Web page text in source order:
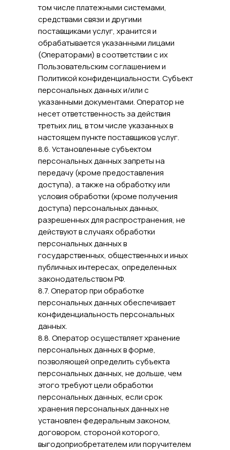
том числе платежными системами,
средствами связи и другими
поставщиками услуг, хранится и
обрабатывается указанными лицами
(Операторами) в соответствии с их
Пользовательским соглашением и
Политикой конфиденциальности. Субъект
персональных данных и/или с
указанными документами. Оператор не
несет ответственность за действия
третьих лиц, в том числе указанных в
настоящем пункте поставщиков услуг.
8.6. Установленные субъектом
персональных данных запреты на
передачу (кроме предоставления
доступа), а также на обработку или
условия обработки (кроме получения
доступа) персональных данных,
разрешенных для распространения, не
действуют в случаях обработки
персональных данных в
государственных, общественных и иных
публичных интересах, определенных
законодательством РФ.
8.7. Оператор при обработке
персональных данных обеспечивает
конфиденциальность персональных
данных.
8.8. Оператор осуществляет хранение
персональных данных в форме,
позволяющей определить субъекта
персональных данных, не дольше, чем
этого требуют цели обработки
персональных данных, если срок
хранения персональных данных не
установлен федеральным законом,
договором, стороной которого,
выгодоприобретателем или поручителем